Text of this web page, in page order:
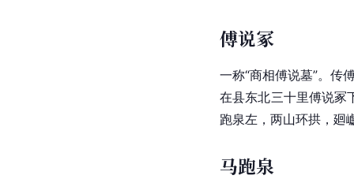
傅说冢
一称“商相傅说墓”。传
在县东北三十里傅说冢
跑泉左，两山环拱，廻
马跑泉